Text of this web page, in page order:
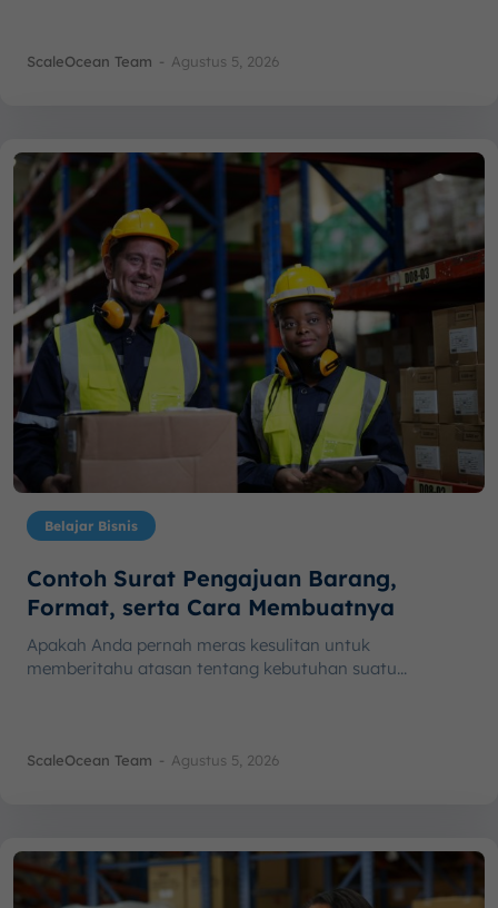
ScaleOcean Team - Agustus 5, 2026
Belajar Bisnis
Contoh Surat Pengajuan Barang,
Format, serta Cara Membuatnya
Apakah Anda pernah meras kesulitan untuk
memberitahu atasan tentang kebutuhan suatu...
ScaleOcean Team - Agustus 5, 2026